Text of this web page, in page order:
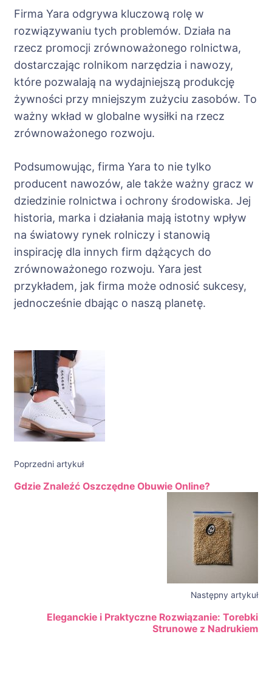
Firma Yara odgrywa kluczową rolę w
rozwiązywaniu tych problemów. Działa na
rzecz promocji zrównoważonego rolnictwa,
dostarczając rolnikom narzędzia i nawozy,
które pozwalają na wydajniejszą produkcję
żywności przy mniejszym zużyciu zasobów. To
ważny wkład w globalne wysiłki na rzecz
zrównoważonego rozwoju.
Podsumowując, firma Yara to nie tylko
producent nawozów, ale także ważny gracz w
dziedzinie rolnictwa i ochrony środowiska. Jej
historia, marka i działania mają istotny wpływ
na światowy rynek rolniczy i stanowią
inspirację dla innych firm dążących do
zrównoważonego rozwoju. Yara jest
przykładem, jak firma może odnosić sukcesy,
jednocześnie dbając o naszą planetę.
Nawigacja
wpisu
Poprzedni artykuł
Gdzie Znaleźć Oszczędne Obuwie Online?
Następny artykuł
Eleganckie i Praktyczne Rozwiązanie: Torebki
Strunowe z Nadrukiem